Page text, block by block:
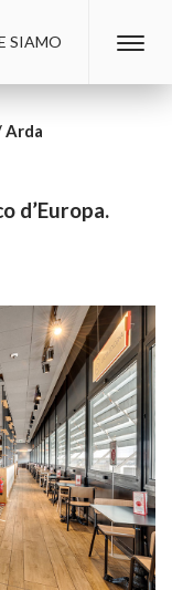
SIAMO
Arda
d’Europa.